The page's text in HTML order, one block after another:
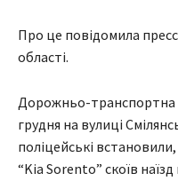
Про це повідомила
області.
Дорожньо-транспортна
грудня на вулиці
поліцейські
“Kia Sorento” скоїв